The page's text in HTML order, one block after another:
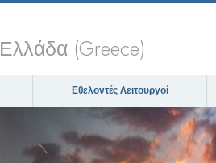
Ελλάδα (Greece)
Εθελοντές Λειτουργοί